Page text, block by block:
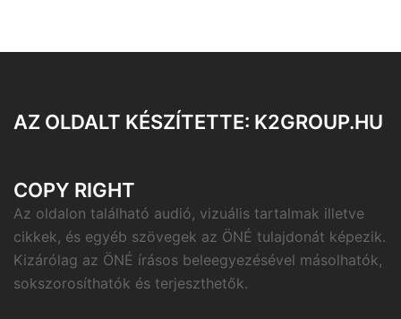
AZ OLDALT KÉSZÍTETTE: K2GROUP.HU
COPY RIGHT
Az oldalon található audió, vizuális tartalmak illetve
cikkek, és egyéb szövegek az ÖNÉ tulajdonát képezik.
Kizárólag az ÖNÉ írásos beleegyezésével másolhatók,
sokszorosíthatók és terjeszthetők.